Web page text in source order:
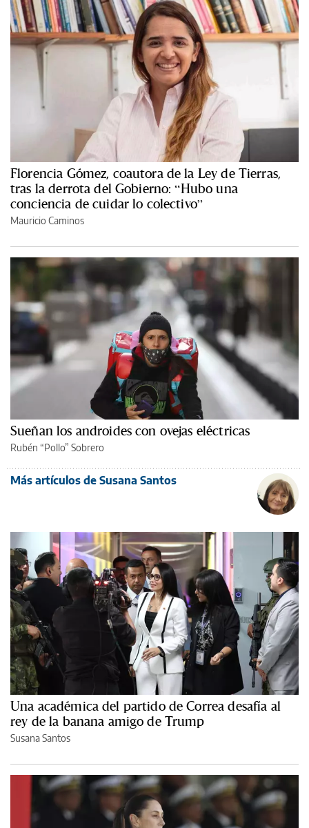
Florencia Gómez, coautora de la Ley de Tierras,
tras la derrota del Gobierno: “Hubo una
conciencia de cuidar lo colectivo”
Mauricio Caminos
Sueñan los androides con ovejas eléctricas
Rubén “Pollo” Sobrero
Más artículos de Susana Santos
Una académica del partido de Correa desafía al
rey de la banana amigo de Trump
Susana Santos